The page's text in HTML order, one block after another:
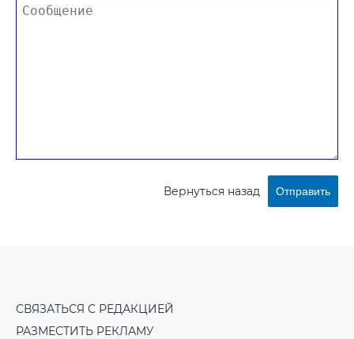
Вернуться назад Отправить
СВЯЗАТЬСЯ С РЕДАКЦИЕЙ
РАЗМЕСТИТЬ РЕКЛАМУ